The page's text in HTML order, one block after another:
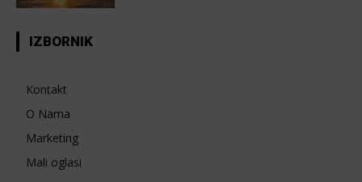
IZBORNIK
Kontakt
O Nama
Marketing
Mali oglasi